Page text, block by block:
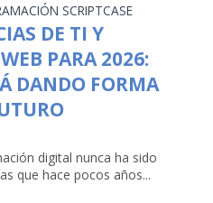
SCRIPTCASE
DE TI Y
PARA 2026:
DANDO FORMA
digital nunca ha sido
que hace pocos años...